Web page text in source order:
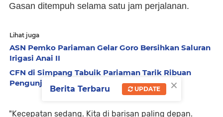
Gasan ditempuh selama satu jam perjalanan.
Lihat juga
ASN Pemko Pariaman Gelar Goro Bersihkan Saluran
Irigasi Anai II
CFN di Simpang Tabuik Pariaman Tarik Ribuan
Pengunjung
"Kecepatan sedang. Kita di barisan paling depan.
×
Berita Terbaru UPDATE